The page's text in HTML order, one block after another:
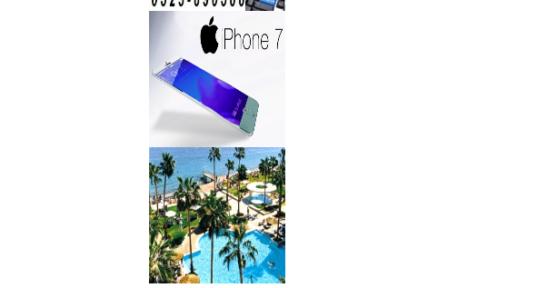
מעגל ריסים חשמלי
40
₪
מידע נוסף
מצלמות אינפרא
499
₪
מידע נוסף
18 מברשות למאפרים + נרתיק
ג'מס אדום מעור
720
₪
מידע נוסף